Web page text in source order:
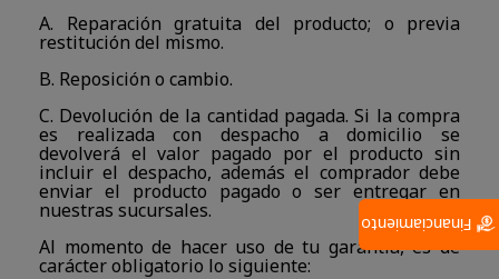
A. Reparación gratuita del producto; o previa
restitución del mismo.
B. Reposición o cambio.
C. Devolución de la cantidad pagada. Si la compra
es realizada con despacho a domicilio se
devolverá el valor pagado por el producto sin
incluir el despacho, además el comprador debe
enviar el producto pagado o ser entregar en
nuestras sucursales.
Al momento de hacer uso de tu garantía, es de
carácter obligatorio lo siguiente:
Financiamiento